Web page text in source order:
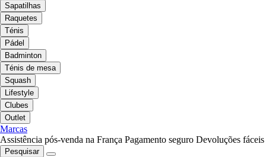
Sapatilhas
Raquetes
Ténis
Pádel
Badminton
Ténis de mesa
Squash
Lifestyle
Clubes
Outlet
Marcas
Assistência pós-venda na França Pagamento seguro Devoluções fáceis
Pesquisar